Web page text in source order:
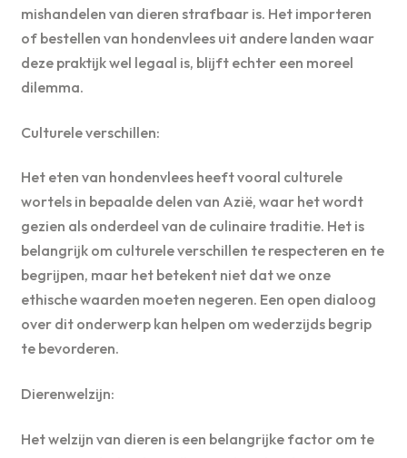
mishandelen van dieren strafbaar is. Het importeren
of bestellen van hondenvlees uit andere landen waar
deze praktijk wel legaal is, blijft echter een moreel
dilemma.
Culturele verschillen:
Het eten van hondenvlees heeft vooral culturele
wortels in bepaalde delen van Azië, waar het wordt
gezien als onderdeel van de culinaire traditie. Het is
belangrijk om culturele verschillen te respecteren en te
begrijpen, maar het betekent niet dat we onze
ethische waarden moeten negeren. Een open dialoog
over dit onderwerp kan helpen om wederzijds begrip
te bevorderen.
Dierenwelzijn:
Het welzijn van dieren is een belangrijke factor om te